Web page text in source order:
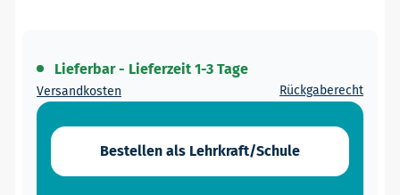
Lieferbar - Lieferzeit 1-3 Tage
Versandkosten Rückgaberecht
Bestellen als Lehrkraft/Schule